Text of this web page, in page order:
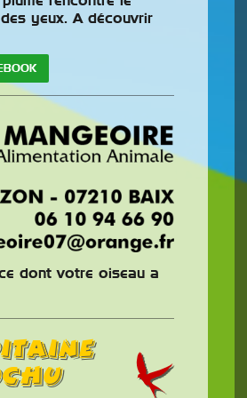
yeux. A découvrir
dont votre oiseau a
Saint
2026
d’oiseaux ont de quoi se
réjouir : le plus prestigieux
de beauté et de chant organisé sur le
la lecture